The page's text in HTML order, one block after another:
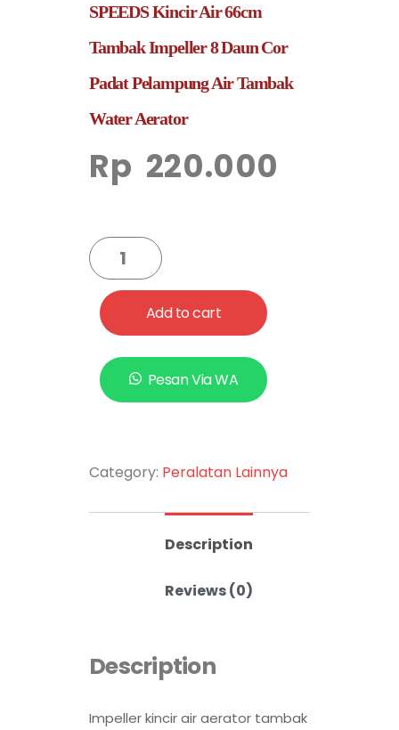
SPEEDS Kincir Air 66cm
Tambak Impeller 8 Daun Cor
Padat Pelampung Air Tambak
Water Aerator
Rp 220.000
Add to cart
Pesan Via WA
Category: Peralatan Lainnya
Description
Reviews (0)
Description
Impeller kincir air aerator tambak